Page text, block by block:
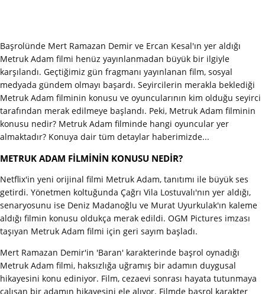
Başrolünde Mert Ramazan Demir ve Ercan Kesal'ın yer aldığı
Metruk Adam filmi henüz yayınlanmadan büyük bir ilgiyle
karşılandı. Geçtiğimiz gün fragmanı yayınlanan film, sosyal
medyada gündem olmayı başardı. Seyircilerin merakla beklediği
Metruk Adam filminin konusu ve oyuncularının kim olduğu seyirci
tarafından merak edilmeye başlandı. Peki, Metruk Adam filminin
konusu nedir? Metruk Adam filminde hangi oyuncular yer
almaktadır? Konuya dair tüm detaylar haberimizde...
METRUK ADAM FİLMİNİN KONUSU NEDİR?
Netflix'in yeni orijinal filmi Metruk Adam, tanıtımı ile büyük ses
getirdi. Yönetmen koltuğunda Çağrı Vila Lostuvalı'nın yer aldığı,
senaryosunu ise Deniz Madanoğlu ve Murat Uyurkulak'ın kaleme
aldığı filmin konusu oldukça merak edildi. OGM Pictures imzası
taşıyan Metruk Adam filmi için geri sayım başladı.
Mert Ramazan Demir'in 'Baran' karakterinde başrol oynadığı
Metruk Adam filmi, haksızlığa uğramış bir adamın duygusal
hikayesini konu ediniyor. Film, cezaevi sonrası hayata tutunmaya
çalışan bir adamın hikayesini ele alıyor. Filmde başrol karakter